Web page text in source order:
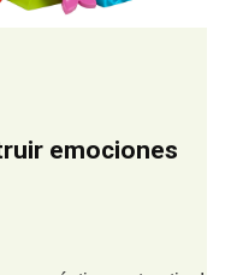
emociones